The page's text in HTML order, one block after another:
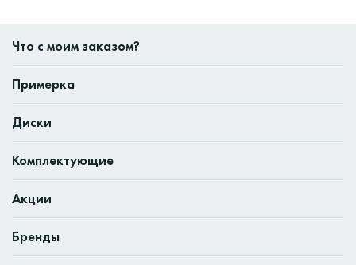
Что с моим заказом?
Примерка
Диски
Комплектующие
Акции
Бренды